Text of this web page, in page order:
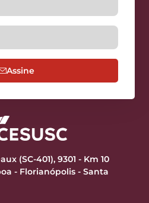
Assine
(SC-401), 9301 - Km 10
- Florianópolis - Santa